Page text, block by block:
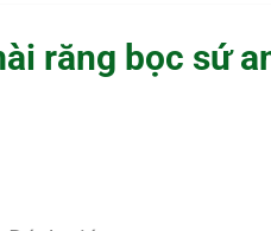
răng bọc sứ